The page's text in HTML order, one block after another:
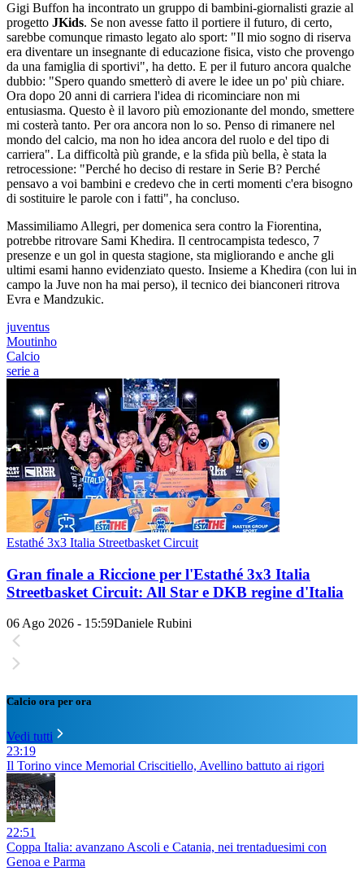
Gigi Buffon ha incontrato un gruppo di bambini-giornalisti grazie al
progetto JKids. Se non avesse fatto il portiere il futuro, di certo,
sarebbe comunque rimasto legato alo sport: "Il mio sogno di riserva
era diventare un insegnante di educazione fisica, visto che provengo
da una famiglia di sportivi", ha detto. E per il futuro ancora qualche
dubbio: "Spero quando smetterò di avere le idee un po' più chiare.
Ora dopo 20 anni di carriera l'idea di ricominciare non mi
entusiasma. Questo è il lavoro più emozionante del mondo, smettere
mi costerà tanto. Per ora ancora non lo so. Penso di rimanere nel
mondo del calcio, ma non ho idea ancora del ruolo e del tipo di
carriera". La difficoltà più grande, e la sfida più bella, è stata la
retrocessione: "Perché ho deciso di restare in Serie B? Perché
pensavo a voi bambini e credevo che in certi momenti c'era bisogno
di sostituire le parole con i fatti", ha concluso.
Massimiliamo Allegri, per domenica sera contro la Fiorentina,
potrebbe ritrovare Sami Khedira. Il centrocampista tedesco, 7
presenze e un gol in questa stagione, sta migliorando e anche gli
ultimi esami hanno evidenziato questo. Insieme a Khedira (con lui in
campo la Juve non ha mai perso), il tecnico dei bianconeri ritrova
Evra e Mandzukic.
juventus
Moutinho
Calcio
serie a
Estathé 3x3 Italia Streetbasket Circuit
Gran finale a Riccione per l'Estathé 3x3 Italia
Streetbasket Circuit: All Star e DKB regine d'Italia
06 Ago 2026 - 15:59Daniele Rubini
Calcio ora per ora
Vedi tutti
23:19
Il Torino vince Memorial Criscitiello, Avellino battuto ai rigori
22:51
Coppa Italia: avanzano Ascoli e Catania, nei trentaduesimi con
Genoa e Parma